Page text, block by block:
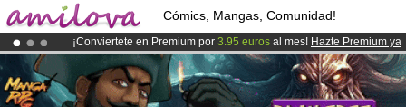
Cómics, Mangas, Comunidad!
¡Conviertete en Premium por 3.95 euros al mes! Hazte Premium ya
¡Ya tenemos 100000miembrosy 1000Cómics y Mangas!.
El Kickstarter Amilova está desormado lanzado!.